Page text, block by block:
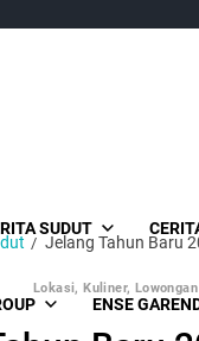
SUDUT
Lokasi, Kuliner,
ENSE
Jelang Tahun Baru